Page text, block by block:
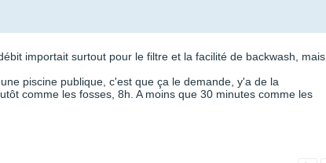
importait surtout pour le filtre et la facilité de backwash,
piscine publique, c'est que ça le demande, y'a de la
comme les fosses, 8h. A moins que 30 minutes comme les